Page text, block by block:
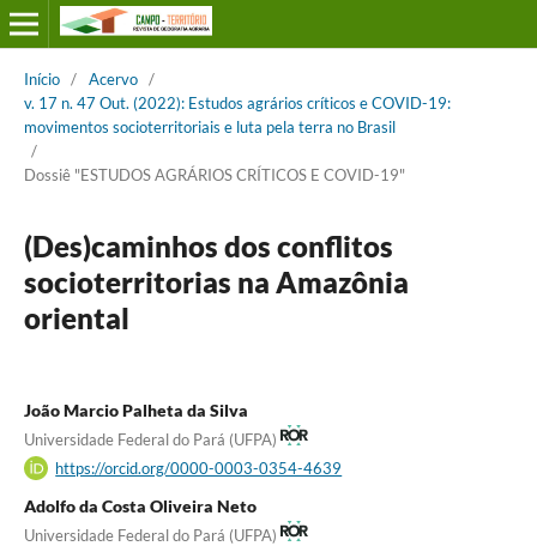
Início / Acervo /
v. 17 n. 47 Out. (2022): Estudos agrários críticos e COVID-19:
movimentos socioterritoriais e luta pela terra no Brasil
/
Dossiê "ESTUDOS AGRÁRIOS CRÍTICOS E COVID-19"
(Des)caminhos dos conflitos
socioterritorias na Amazônia
oriental
João Marcio Palheta da Silva
Universidade Federal do Pará (UFPA)
https://orcid.org/0000-0003-0354-4639
Adolfo da Costa Oliveira Neto
Universidade Federal do Pará (UFPA)